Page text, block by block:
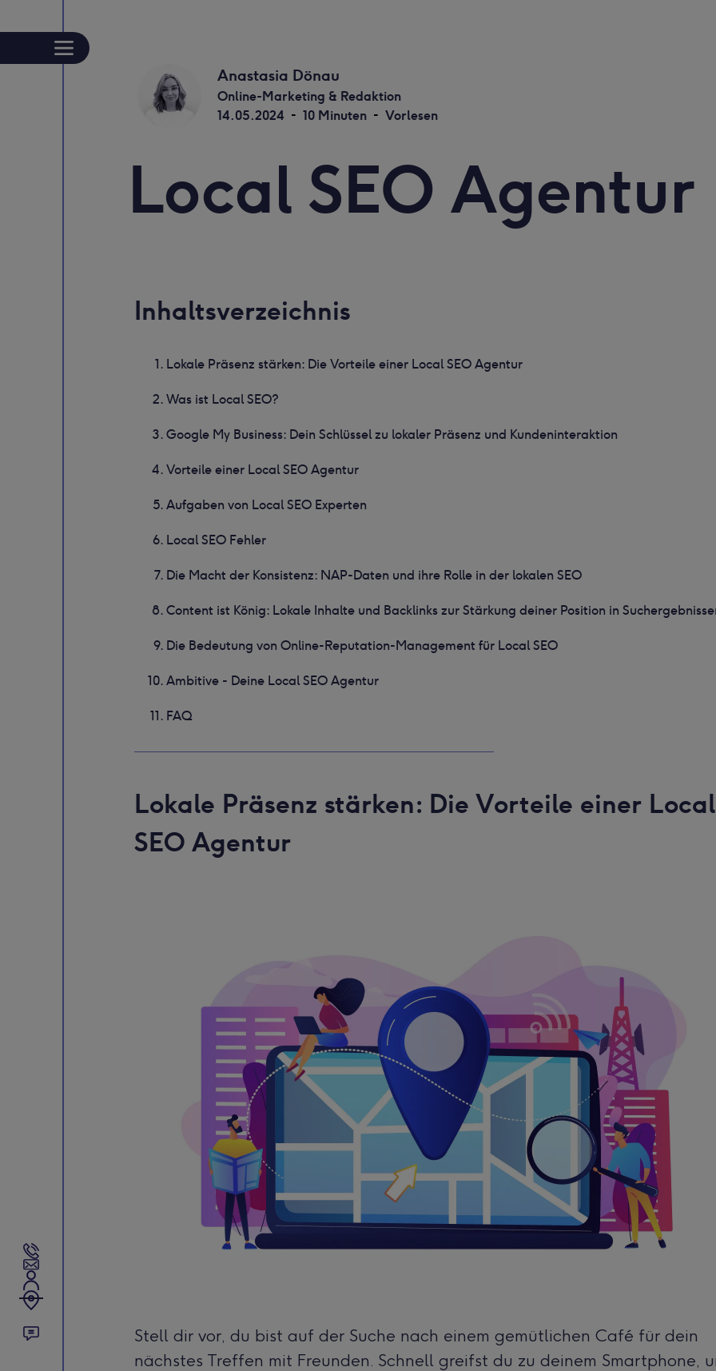
Anastasia Dönau
Online-Marketing & Redaktion
14.05.2024 - 10 Minuten - Vorlesen
Local SEO Agentur
Inhaltsverzeichnis
Lokale Präsenz stärken: Die Vorteile einer Local SEO Agentur
Was ist Local SEO?
Google My Business: Dein Schlüssel zu lokaler Präsenz und Kundeninteraktion
Vorteile einer Local SEO Agentur
Aufgaben von Local SEO Experten
Local SEO Fehler
Die Macht der Konsistenz: NAP-Daten und ihre Rolle in der lokalen SEO
Content ist König: Lokale Inhalte und Backlinks zur Stärkung deiner Position in
Die Bedeutung von Online-Reputation-Management für Local SEO
Ambitive - Deine Local SEO Agentur
FAQ
Lokale Präsenz stärken: Die Vorteile einer Local
SEO Agentur
Stell dir vor, du bist auf der Suche nach einem gemütlichen Café für dein
nächstes Treffen mit Freunden. Schnell greifst du zu deinem Smartphone,